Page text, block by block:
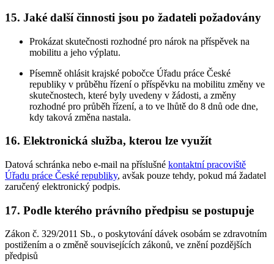
15. Jaké další činnosti jsou po žadateli požadovány
Prokázat skutečnosti rozhodné pro nárok na příspěvek na
mobilitu a jeho výplatu.
Písemně ohlásit krajské pobočce Úřadu práce České
republiky v průběhu řízení o příspěvku na mobilitu změny ve
skutečnostech, které byly uvedeny v žádosti, a změny
rozhodné pro průběh řízení, a to ve lhůtě do 8 dnů ode dne,
kdy taková změna nastala.
16. Elektronická služba, kterou lze využít
Datová schránka nebo e-mail na příslušné kontaktní pracoviště
Úřadu práce České republiky, avšak pouze tehdy, pokud má žadatel
zaručený elektronický podpis.
17. Podle kterého právního předpisu se postupuje
Zákon č. 329/2011 Sb., o poskytování dávek osobám se zdravotním
postižením a o změně souvisejících zákonů, ve znění pozdějších
předpisů